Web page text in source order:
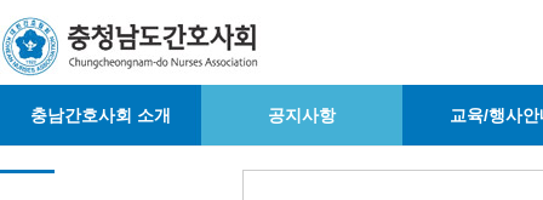
충남간호사회 소개 공지사항 교육/행사안